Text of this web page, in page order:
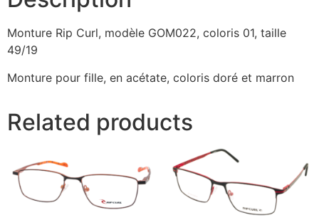
Monture Rip Curl, modèle GOM022, coloris 01, taille
49/19
Monture pour fille, en acétate, coloris doré et marron
Related products